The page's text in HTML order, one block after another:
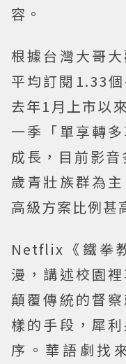
容。
根據台灣大哥
平均訂閱1.33
去年1月上市以
一季「單享轉
成長，目前影
歲青壯族群為
高級方案比例甚
Netflix《鐵拳
漫，講述校園
顛覆傳統的督
樣的手段，犀
序。華語劇找